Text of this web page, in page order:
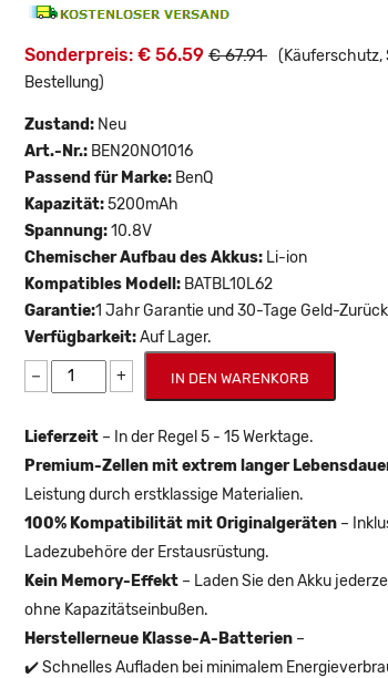
Sonderpreis: € 56.59 € 67.91 (Käuferschutz,
Bestellung)
Zustand: Neu
Art.-Nr.: BEN20NO1016
Passend für Marke: BenQ
Kapazität:5200mAh
Spannung:10.8V
Chemischer Aufbau des Akkus: Li-ion
Kompatibles Modell: BATBL10L62
Garantie:1 Jahr Garantie und 30-Tage Geld-
Verfügbarkeit:Auf Lager.
− + IN DEN WARENKORB
Lieferzeit – In der Regel 5 - 15 Werktage.
Premium-Zellen mit extrem langer
Leistung durch erstklassige Materialien.
100% Kompatibilität mit Originalgeräten –
Ladezubehöre der Erstausrüstung.
Kein Memory-Effekt – Laden Sie den Akku
ohne Kapazitätseinbußen.
Herstellerneue Klasse-A-Batterien –
✔️ Schnelles Aufladen bei minimalem